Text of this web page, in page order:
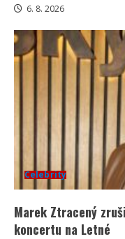
6. 8. 2026
Celebrity
Marek Ztracený
koncertu na Letné